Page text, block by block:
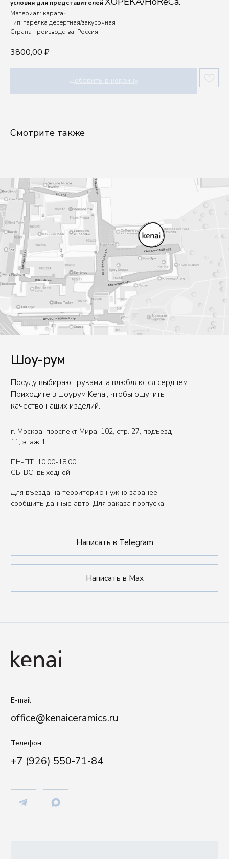
3800,00 ₽
Добавить в корзину
условия для представителей
Материал: карагач
Тип: тарелка десертная/закусочная
Страна производства: Россия
Смотрите также
Для въезда на территорию нужно заранее
сообщить данные авто. Для заказа пропуска.
Приходите в шоурум Kenai, чтобы ощутить
ПН-ПТ: 10.00-18.00
СБ-ВС: выходной
Написать в Telegram
Написать в Max
Телефон
+7 (926) 550-71-84
office@kenaiceramics.ru
Вы представитель индустрии
Оставьте свои контакты, чтобы получить
специальные условия.
ИП Сенкеева Лолита Аркадьевна